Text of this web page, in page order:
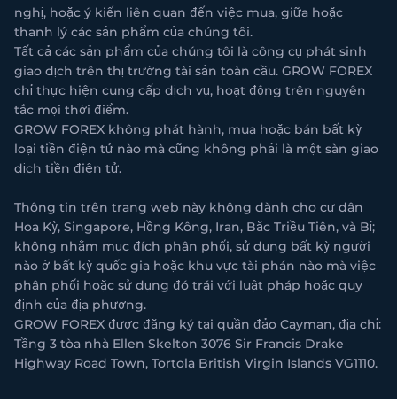
nghị, hoặc ý kiến liên quan đến việc mua, giữa hoặc
thanh lý các sản phẩm của chúng tôi.
Tất cả các sản phẩm của chúng tôi là công cụ phát sinh
giao dịch trên thị trường tài sản toàn cầu. GROW FOREX
chỉ thực hiện cung cấp dịch vụ, hoạt động trên nguyên
tắc mọi thời điểm.
GROW FOREX không phát hành, mua hoặc bán bất kỳ
loại tiền điện tử nào mà cũng không phải là một sàn giao
dịch tiền điện tử.
Thông tin trên trang web này không dành cho cư dân
Hoa Kỳ, Singapore, Hồng Kông, Iran, Bắc Triều Tiên, và Bỉ;
không nhằm mục đích phân phối, sử dụng bất kỳ người
nào ở bất kỳ quốc gia hoặc khu vực tài phán nào mà việc
phân phối hoặc sử dụng đó trái với luật pháp hoặc quy
định của địa phương.
GROW FOREX được đăng ký tại quần đảo Cayman, địa chỉ:
Tầng 3 tòa nhà Ellen Skelton 3076 Sir Francis Drake
Highway Road Town, Tortola British Virgin Islands VG1110.